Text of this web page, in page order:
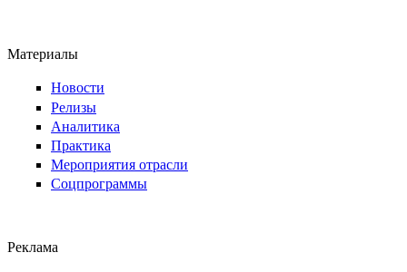
Материалы
Новости
Релизы
Аналитика
Практика
Мероприятия отрасли
Соцпрограммы
Реклама